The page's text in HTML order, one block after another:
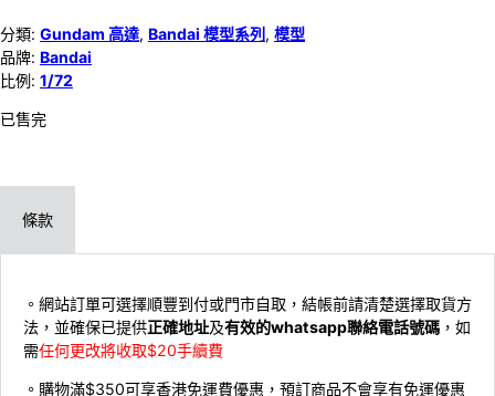
分類: Gundam 高達, Bandai 模型系列 , 模型
品牌: Bandai
比例: 1/72
已售完
條款
。網站訂單可選擇順豐到付或門市自取，結帳前請清楚選擇取貨方
法，並確保已提供正確地址及有效的whatsapp聯絡電話號碼 ，如
需任何更改將收取$20手續費
。購物滿$350可享香港免運費優惠，預訂商品不會享有免運優惠